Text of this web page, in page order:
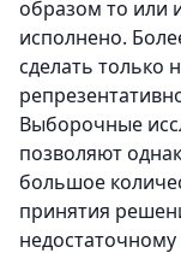
образом то или
исполнено.
сделать только
Выборочные
позволяют
большое
принятия